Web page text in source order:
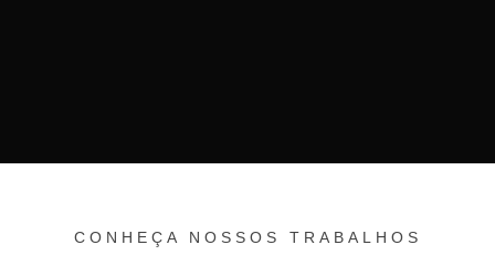
CONHEÇA NOSSOS TRABALHOS